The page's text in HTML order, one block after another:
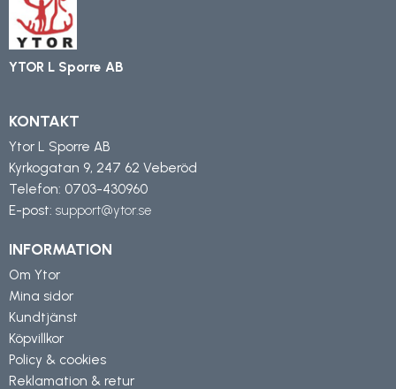
YTOR L Sporre AB
KONTAKT
Ytor L Sporre AB
Kyrkogatan 9, 247 62 Veberöd
Telefon: 0703-430960
E-post: support@ytor.se
INFORMATION
Om Ytor
Mina sidor
Kundtjänst
Köpvillkor
Policy & cookies
Reklamation & retur